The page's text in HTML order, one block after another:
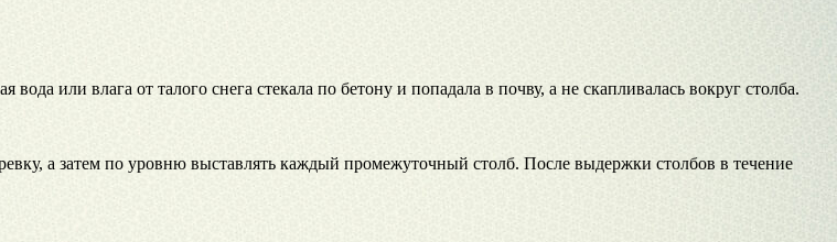
или влага от талого снега стекала по бетону и попадала в почву, а не скапливалась вокруг столба.
а затем по уровню выставлять каждый промежуточный столб. После выдержки столбов в течение